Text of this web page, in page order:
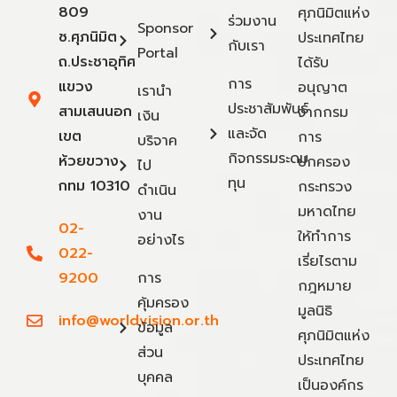
809
ซ.ศุภนิมิต
ถ.ประชาอุทิศ
แขวง
สามเสนนอก
เขต
ห้วยขวาง
กทม 10310
02-
022-
9200
info@worldvision.or.th
Sponsor
Portal
เรานำ
เงิน
บริจาค
ไป
ดำเนิน
งาน
อย่างไร
การ
คุ้มครอง
ข้อมูล
ส่วน
บุคคล
ร่วมงาน
กับเรา
การ
ประชาสัมพันธ์
และจัด
กิจกรรมระดม
ทุน
ศุภนิมิตแห่ง
ประเทศไทย
ได้รับ
อนุญาต
จากกรม
การ
ปกครอง
กระทรวง
มหาดไทย
ให้ทำการ
เรี่ยไรตาม
กฎหมาย
มูลนิธิ
ศุภนิมิตแห่ง
ประเทศไทย
เป็นองค์กร